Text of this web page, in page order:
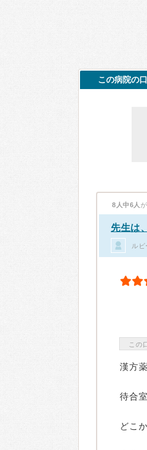
この病院の
8人中6人
先生は
ル
この
漢方
待合
どこ